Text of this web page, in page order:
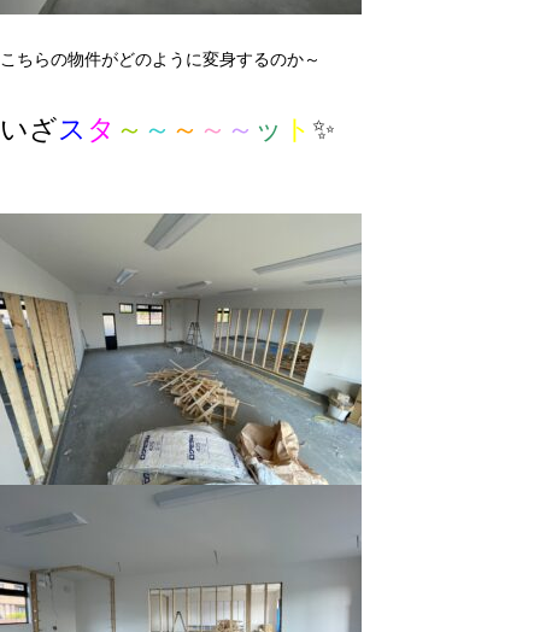
こちらの物件がどのように変身するのか～
いざス タ ～ ～ ～ ～ ～ ッ ト ✨